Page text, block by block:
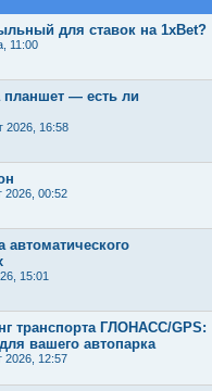
для ставок на 1xBet?
11:00
планшет — есть ли
2026, 16:58
2026, 00:52
автоматического
15:01
транспорта ГЛОНАСС/GPS:
вашего автопарка
2026, 12:57